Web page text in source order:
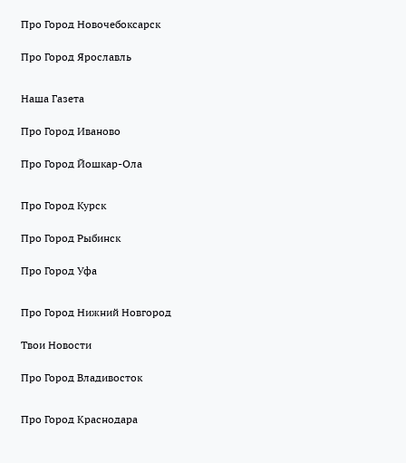
Про Город Новочебоксарск
Про Город Ярославль
Наша Газета
Про Город Иваново
Про Город Йошкар-Ола
Про Город Курск
Про Город Рыбинск
Про Город Уфа
Про Город Нижний Новгород
Твои Новости
Про Город Владивосток
Про Город Краснодара